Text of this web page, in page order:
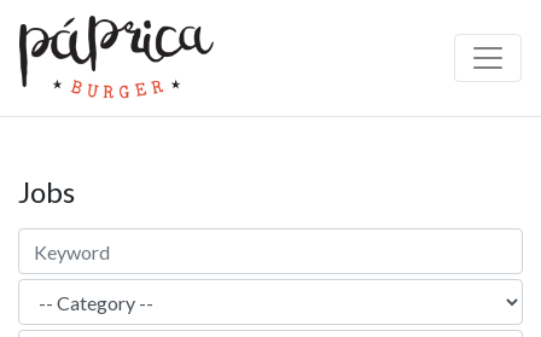
Jobs